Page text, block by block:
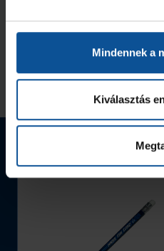
Mindennek a
Kiválasztás
2026. aug. 08.
Hiába hajráztunk, a Nantes
Webshop termékek